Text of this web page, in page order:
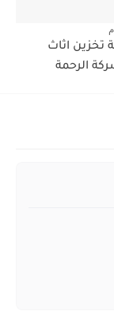
اثاث
الرحمة